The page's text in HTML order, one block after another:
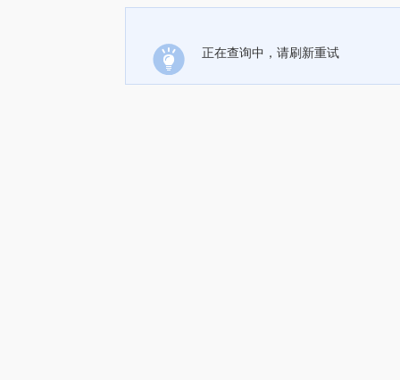
正在查询中，请刷新重试